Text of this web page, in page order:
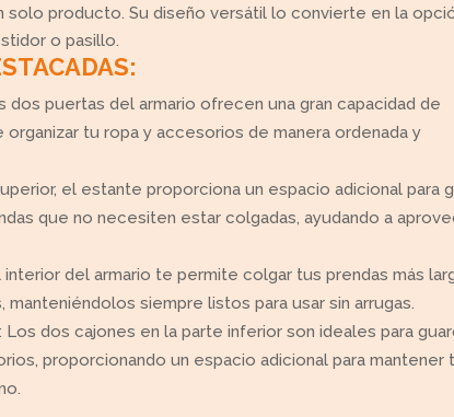
solo producto. Su diseño versátil lo convierte en la
o pasillo.
dos puertas del armario ofrecen una gran capacidad de
tu ropa y accesorios de manera ordenada y
el estante proporciona un espacio adicional para
que no necesiten estar colgadas, ayudando a
interior del armario te permite colgar tus prendas más
siempre listos para usar sin arrugas.
Los dos cajones en la parte inferior son ideales para
proporcionando un espacio adicional para mantener